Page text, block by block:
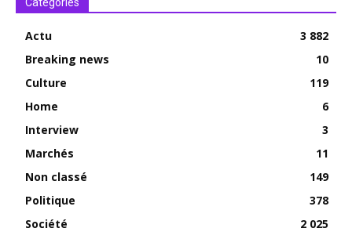
Catégories
Actu
3 882
Breaking news
10
Culture
119
Home
6
Interview
3
Marchés
11
Non classé
149
Politique
378
Société
2 025